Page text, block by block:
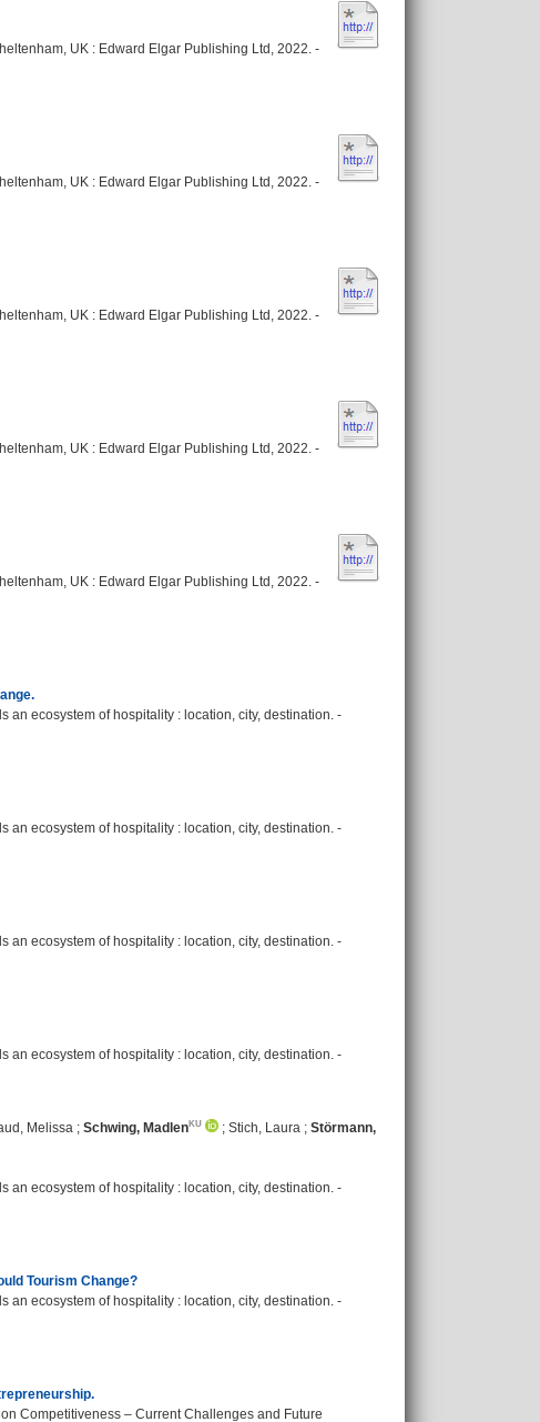
UK : Edward Elgar Publishing Ltd, 2022. -
UK : Edward Elgar Publishing Ltd, 2022. -
UK : Edward Elgar Publishing Ltd, 2022. -
UK : Edward Elgar Publishing Ltd, 2022. -
UK : Edward Elgar Publishing Ltd, 2022. -
an ecosystem of hospitality : location, city, destination. -
an ecosystem of hospitality : location, city, destination. -
an ecosystem of hospitality : location, city, destination. -
an ecosystem of hospitality : location, city, destination. -
Melissa ; Schwing, Madlen ; Stich, Laura ; Störmann,
an ecosystem of hospitality : location, city, destination. -
Tourism Change?
an ecosystem of hospitality : location, city, destination. -
Competitiveness – Current Challenges and Future